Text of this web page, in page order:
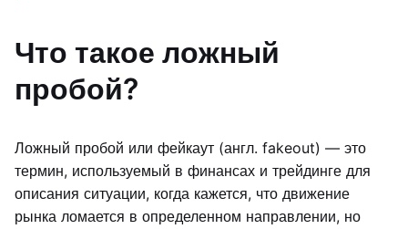
Что такое ложный
пробой?
Ложный пробой или фейкаут (англ. fakeout) — это
термин, используемый в финансах и трейдинге для
описания ситуации, когда кажется, что движение
рынка ломается в определенном направлении, но